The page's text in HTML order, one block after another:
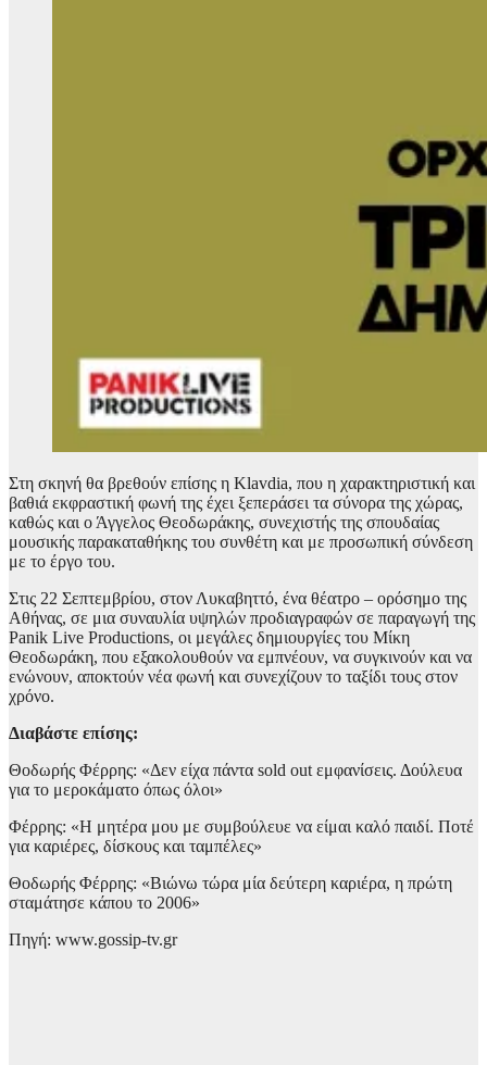
Στη σκηνή θα βρεθούν επίσης η Klavdia, που η χαρακτηριστική και
βαθιά εκφραστική φωνή της έχει ξεπεράσει τα σύνορα της χώρας,
καθώς και ο Άγγελος Θεοδωράκης, συνεχιστής της σπουδαίας
μουσικής παρακαταθήκης του συνθέτη και με προσωπική σύνδεση
με το έργο του.
Στις 22 Σεπτεμβρίου, στον Λυκαβηττό, ένα θέατρο – ορόσημο της
Αθήνας, σε μια συναυλία υψηλών προδιαγραφών σε παραγωγή της
Panik Live Productions, οι μεγάλες δημιουργίες του Μίκη
Θεοδωράκη, που εξακολουθούν να εμπνέουν, να συγκινούν και να
ενώνουν, αποκτούν νέα φωνή και συνεχίζουν το ταξίδι τους στον
χρόνο.
Διαβάστε επίσης:
Θοδωρής Φέρρης: «Δεν είχα πάντα sold out εμφανίσεις. Δούλευα
για το μεροκάματο όπως όλοι»
Φέρρης: «Η μητέρα μου με συμβούλευε να είμαι καλό παιδί. Ποτέ
για καριέρες, δίσκους και ταμπέλες»
Θοδωρής Φέρρης: «Βιώνω τώρα μία δεύτερη καριέρα, η πρώτη
σταμάτησε κάπου το 2006»
Πηγή: www.gossip-tv.gr